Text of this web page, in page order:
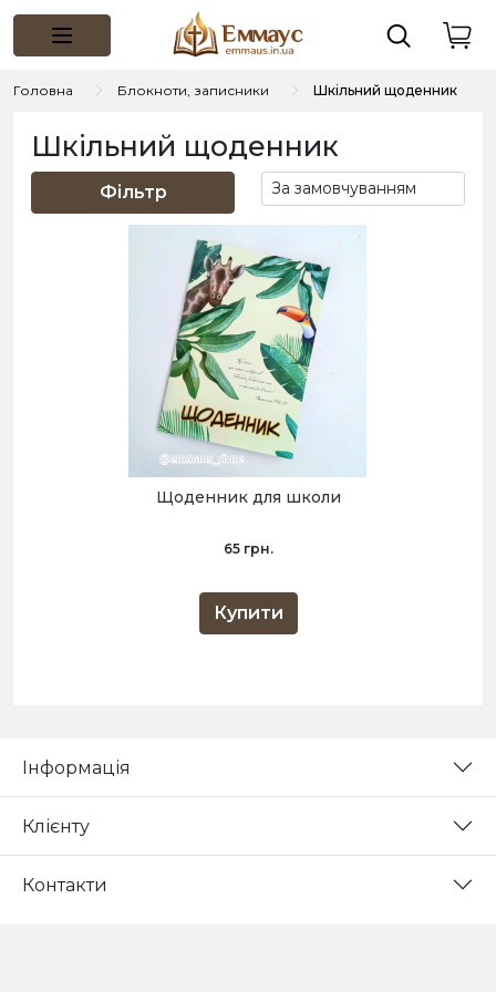
Головна Блокноти, записники Шкільний щоденник
Шкільний щоденник
Фільтр
Щоденник для школи
65 грн.
Купити
Інформація
Клієнту
Контакти